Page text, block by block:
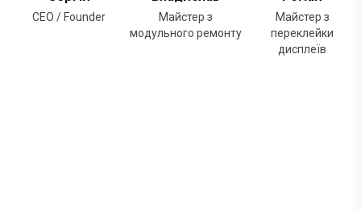
CEO / Founder
Майстер з
модульного ремонту
Майстер з
переклейки
дисплеїв